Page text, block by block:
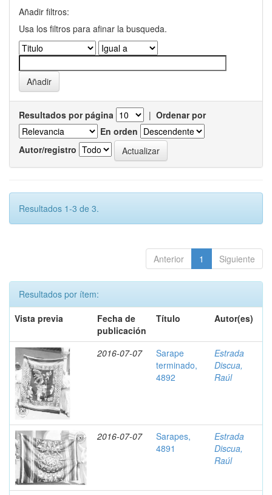
Añadir filtros:
Usa los filtros para afinar la busqueda.
Resultados por página | Ordenar por
En orden
Autor/registro
Resultados 1-3 de 3.
Anterior 1 Siguiente
Resultados por ítem:
Vista previa
Fecha de
publicación
Título Autor(es)
2016-07-07
Sarape
terminado,
4892
Estrada
Discua,
Raúl
2016-07-07
Sarapes,
4891
Estrada
Discua,
Raúl